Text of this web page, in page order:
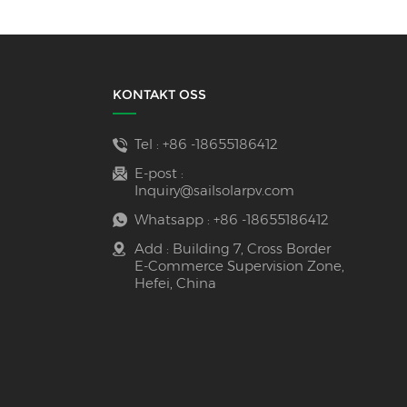
KONTAKT OSS
Tel : +86 -18655186412
E-post :
Inquiry@sailsolarpv.com
Whatsapp : +86 -18655186412
Add : Building 7, Cross Border
E-Commerce Supervision Zone,
Hefei, China